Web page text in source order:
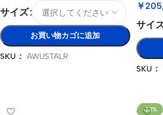
サイズ
お買い物カゴに追加
SKU： AWUSTALR
￥
サイ
SKU：
-23%